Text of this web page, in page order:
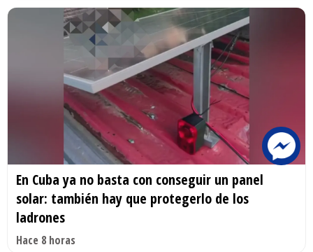
En Cuba ya no basta con conseguir un panel
solar: también hay que protegerlo de los
ladrones
Hace 8 horas